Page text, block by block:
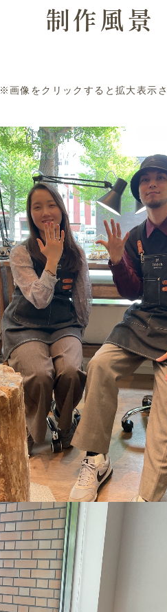
制作風景
※画像をクリックすると拡大表示